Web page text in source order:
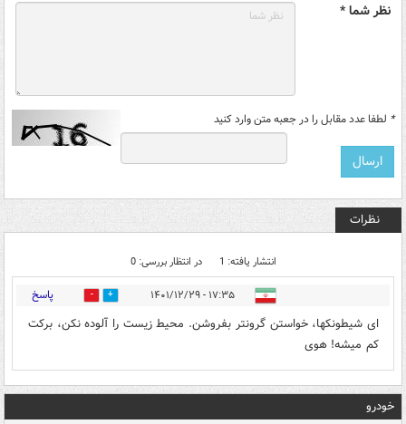
نظر شما *
* لطفا عدد مقابل را در جعبه متن وارد کنید
نظرات
انتشار یافته: 1 در انتظار بررسی: 0
۱۷:۳۵ - ۱۴۰۱/۱۲/۲۹ 0 پاسخ
ای شیطونکها، خواستن گرونتر بفروشن. محیط زیست را آلوده نکن، برکت
کم میشه! هوی
خودرو